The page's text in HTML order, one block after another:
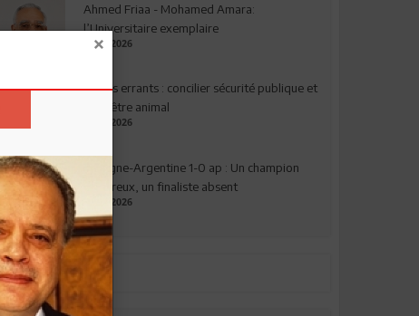
Ahmed Friaa - Mohamed Amara:
l’Universitaire exemplaire
04.08.2026
Chiens errants : concilier sécurité publique et
bien-être animal
17.07.2026
Espagne-Argentine 1-0 ap : Un champion
valeureux, un finaliste absent
19.07.2026